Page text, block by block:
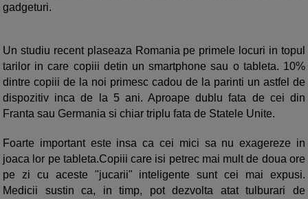
gadgeturi.
Un studiu recent plaseaza Romania pe primele locuri in topul
tarilor in care copiii detin un smartphone sau o tableta. 10%
dintre copiii de la noi primesc cadou de la parinti un astfel de
dispozitiv inca de la 5 ani. Aproape dublu fata de cei din
Franta sau Germania si chiar triplu fata de Statele Unite.
Foarte important este insa ca cei mici sa nu exagereze in
joaca lor pe tableta.Copiii care isi petrec mai mult de doua ore
pe zi cu aceste "jucarii" inteligente sunt cei mai expusi.
Medicii sustin ca, in timp, pot dezvolta atat tulburari de